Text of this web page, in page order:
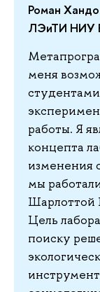
Роман
ЛЭиТИ НИУ
меня
работы. Я
концепта
изменения
мы
Шарлоттой
Цель
поиску